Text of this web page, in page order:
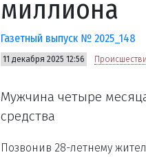
миллиона
Газетный выпуск № 2025_148
11 декабря 2025 12:56
Мужчина четыре
средства
Позвонив 28-летнему